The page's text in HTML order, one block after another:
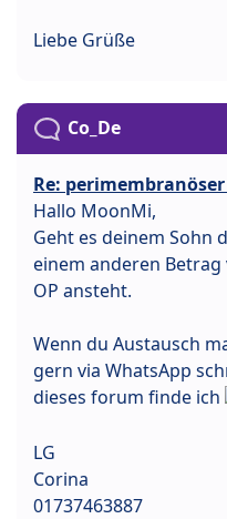
Liebe Grüße
Co_De
Re:
Hallo MoonMi,
Geht es deinem Sohn
einem anderen
OP ansteht.
Wenn du Austausch
gern via WhatsApp
dieses forum finde ich
LG
Corina
01737463887